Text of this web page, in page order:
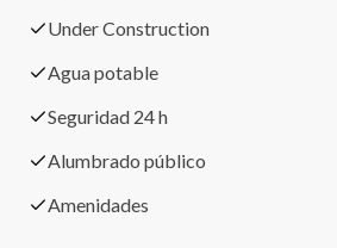
Under Construction
Agua potable
Seguridad 24 h
Alumbrado público
Amenidades